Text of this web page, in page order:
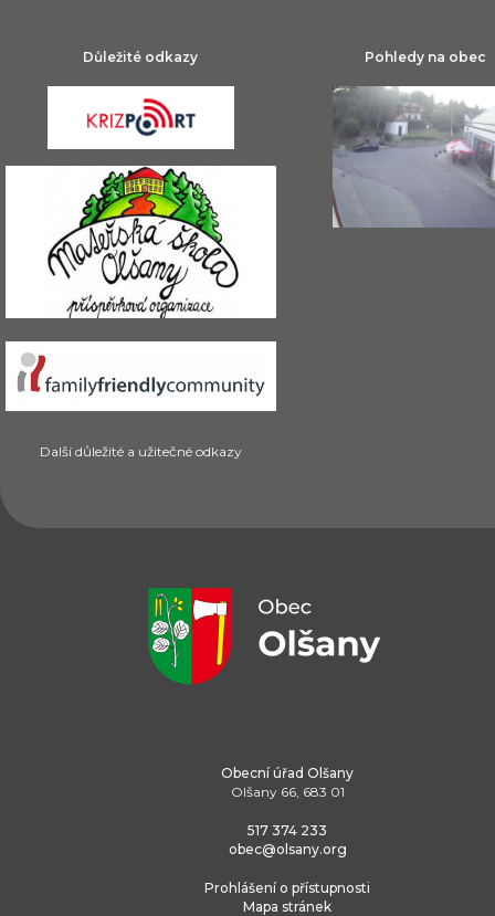
Důležité odkazy
Další důležité a užitečné odkazy
Pohledy na obec
Obecní úřad Olšany
Olšany 66, 683 01
517 374 233
obec@olsany.org
Prohlášení o přístupnosti
Mapa stránek